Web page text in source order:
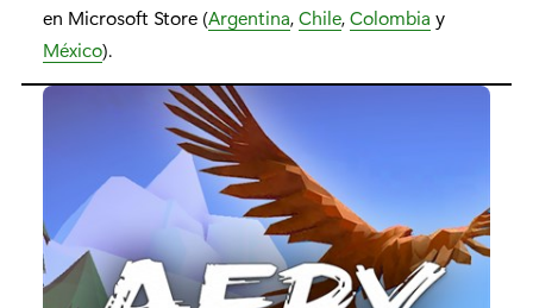
en Microsoft Store (Argentina,Chile,Colombia y
México).